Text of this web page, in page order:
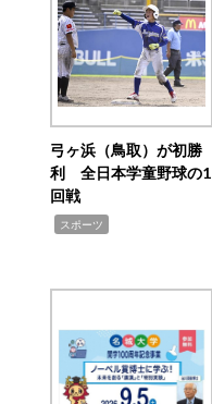
弓ヶ浜（鳥取）が初勝
利 全日本学童野球の1
回戦
スポーツ